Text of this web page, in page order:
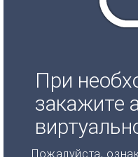
При
закажите
Пожалуйста,